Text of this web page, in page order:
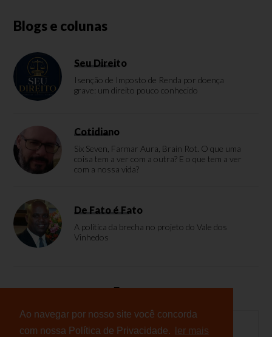
Ao navegar por nosso site você concorda
com nossa Política de Privacidade.
ler mais
Blogs e colunas
Seu Direito
Isenção de Imposto de Renda por doença
grave: um direito pouco conhecido
Cotidiano
Six Seven, Farmar Aura, Brain Rot. O que uma
coisa tem a ver com a outra? E o que tem a ver
com a nossa vida?
De Fato é Fato
A política da brecha no projeto do Vale dos
Vinhedos
Enquete